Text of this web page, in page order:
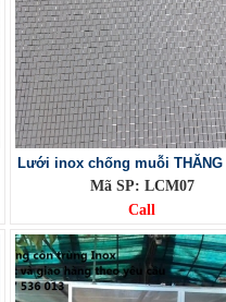
Lưới inox chống muỗi THĂNG
Mã SP: LCM07
Call